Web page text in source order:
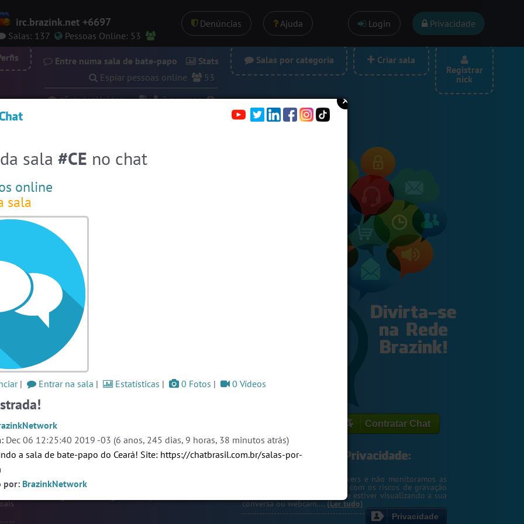
irc.brazink.net +6697
Salas: 137 Pessoas Online: 53
Denúncias Ajuda Login Privacidade
Salas por categoria
Criar sala
Registrar
nick
Entre numa sala de bate-papo
Stats
Espiar pessoas online
53
#EstadosUnidos
2pessoas
#ParaisoTropical
#LoveHits
#Zoom
#Denuncias
#Brazink
Ver todas as salas
Contratar Chat
as
🛍 Crie seu Chat e Rádio 📻
Protegemos o seu IP de hackers e não monitoramos as
webcam. Entretanto, cuidado com os riscos de gravação
e printscreen pela pessoa que estiver visualizando a sua
conversa ou webcam....(Ler tudo)
Privacidade
sala #CE no chat
online
sala
| Entrar na sala | Estatísticas | 0 Fotos | 0 Vídeos
Dec 06 12:25:40 2019 -03 (6 anos, 245 dias, 9 horas, 38 minutos atrás)
a sala de bate-papo do Ceará! Site: https://chatbrasil.com.br/salas-por-
por: BrazinkNetwork